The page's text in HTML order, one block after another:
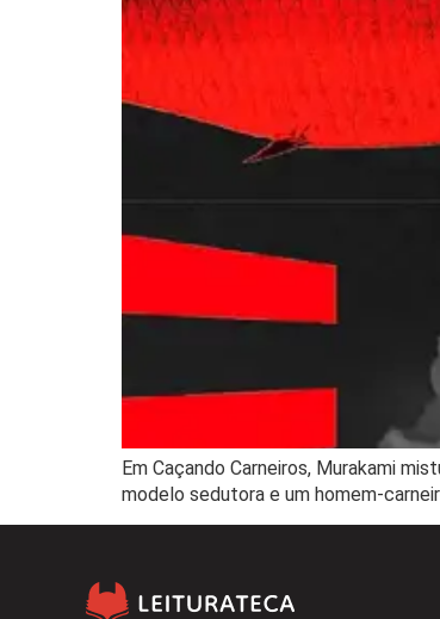
Em Caçando Carneiros, Murakami
modelo sedutora e um homem-